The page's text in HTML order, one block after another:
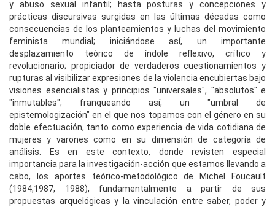
y abuso sexual infantil; hasta posturas y concepciones y
prácticas discursivas surgidas en las últimas décadas como
consecuencias de los planteamientos y luchas del movimiento
feminista mundial; iniciándose así, un importante
desplazamiento teórico de índole reflexivo, crítico y
revolucionario; propiciador de verdaderos cuestionamientos y
rupturas al visibilizar expresiones de la violencia encubiertas bajo
visiones esencialistas y principios "universales", "absolutos" e
"inmutables"; franqueando así, un "umbral de
epistemologización" en el que nos topamos con el género en su
doble efectuación, tanto como experiencia de vida cotidiana de
mujeres y varones como en su dimensión de categoría de
análisis. Es en este contexto, donde revisten especial
importancia para la investigación-acción que estamos llevando a
cabo, los aportes teórico-metodológico de Michel Foucault
(1984,1987, 1988), fundamentalmente a partir de sus
propuestas arquelógicas y la vinculación entre saber, poder y